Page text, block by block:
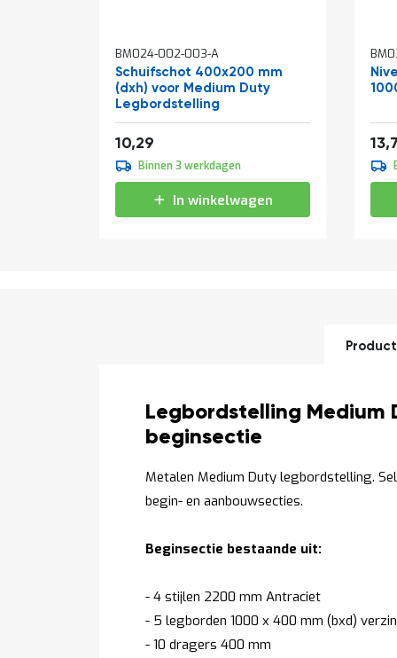
BM024-002-003-A
Schuifschot 400x200 mm
(dxh) voor Medium Duty
Legbordstelling
10,29
Binnen 3 werkdagen
In winkelwagen
Productomschrijving
Legbordstelling Medium
beginsectie
Metalen Medium Duty legbordstelling.
begin- en aanbouwsecties.
Beginsectie bestaande uit:
- 4 stijlen 2200 mm Antraciet
- 5 legborden 1000 x 400 mm (bxd)
- 10 dragers 400 mm